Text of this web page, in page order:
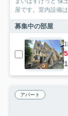
屋です。室内設備
募集中の部屋
アパート